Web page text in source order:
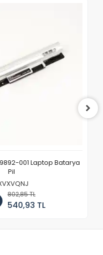
001 Laptop Batarya
Pil
802,85 TL
540,93 TL